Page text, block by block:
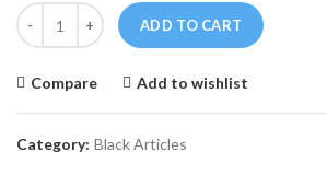
Quantity
ADD TO CART
Compare Add to wishlist
Category: Black Articles